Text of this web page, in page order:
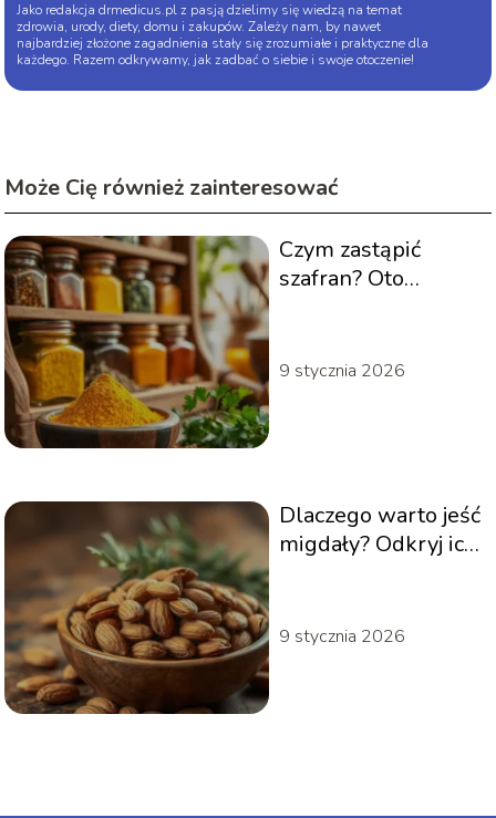
Jako redakcja drmedicus.pl z pasją dzielimy się wiedzą na temat
zdrowia, urody, diety, domu i zakupów. Zależy nam, by nawet
najbardziej złożone zagadnienia stały się zrozumiałe i praktyczne dla
każdego. Razem odkrywamy, jak zadbać o siebie i swoje otoczenie!
Może Cię również zainteresować
Czym zastąpić
szafran? Oto
kuchni
9 stycznia 2026
Dlaczego warto jeść
migdały? Odkryj ich
9 stycznia 2026